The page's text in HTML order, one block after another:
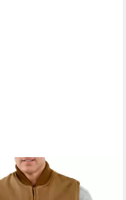
Arctic Relaxed